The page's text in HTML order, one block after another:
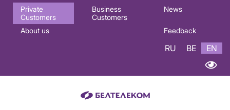
Основная
навигация
Private
Customers
Business
Customers
News
About us Feedback
RU BE EN